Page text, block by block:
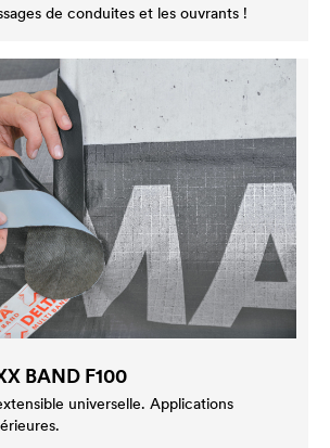
de conduites et les ouvrants !
BAND F100
universelle. Applications